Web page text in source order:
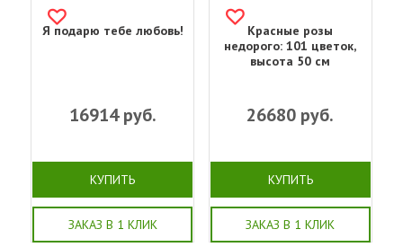
Я подарю тебе любовь!
16914руб.
КУПИТЬ
ЗАКАЗ В 1 КЛИК
Красные розы
недорого: 101 цветок,
высота 50 см
26680 руб.
КУПИТЬ
ЗАКАЗ В 1 КЛИК